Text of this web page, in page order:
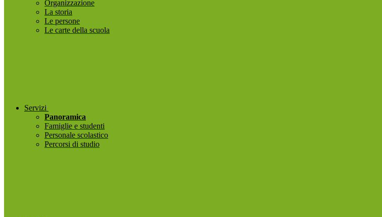
Organizzazione
La storia
Le persone
Le carte della scuola
Servizi
Panoramica
Famiglie e studenti
Personale scolastico
Percorsi di studio